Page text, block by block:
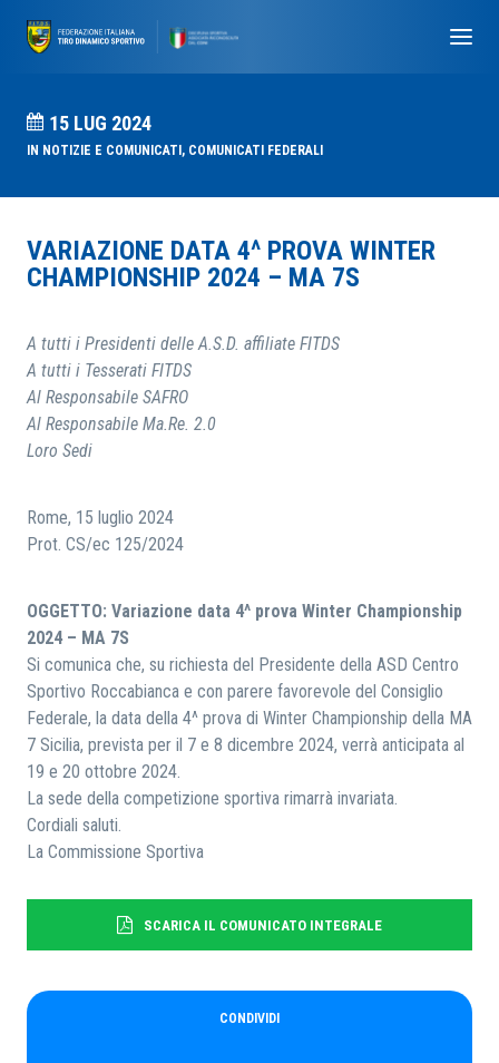
15 LUG 2024
IN NOTIZIE E COMUNICATI , COMUNICATI FEDERALI
VARIAZIONE DATA 4^ PROVA WINTER
CHAMPIONSHIP 2024 – MA 7S
A tutti i Presidenti delle A.S.D. affiliate FITDS
A tutti i Tesserati FITDS
Al Responsabile SAFRO
Al Responsabile Ma.Re. 2.0
Loro Sedi
Rome, 15 luglio 2024
Prot. CS/ec 125/2024
OGGETTO: Variazione data 4^ prova Winter Championship
2024 – MA 7S
Si comunica che, su richiesta del Presidente della ASD Centro
Sportivo Roccabianca e con parere favorevole del Consiglio
Federale, la data della 4^ prova di Winter Championship della MA
7 Sicilia, prevista per il 7 e 8 dicembre 2024, verrà anticipata al
19 e 20 ottobre 2024.
La sede della competizione sportiva rimarrà invariata.
Cordiali saluti.
La Commissione Sportiva
SCARICA IL COMUNICATO INTEGRALE
CONDIVIDI